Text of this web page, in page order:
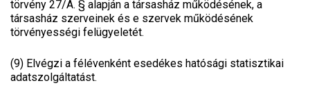
törvény 27/A. § alapján a társasház működésének, a
társasház szerveinek és e szervek működésének
törvényességi felügyeletét.
(9) Elvégzi a félévenként esedékes hatósági statisztikai
adatszolgáltatást.